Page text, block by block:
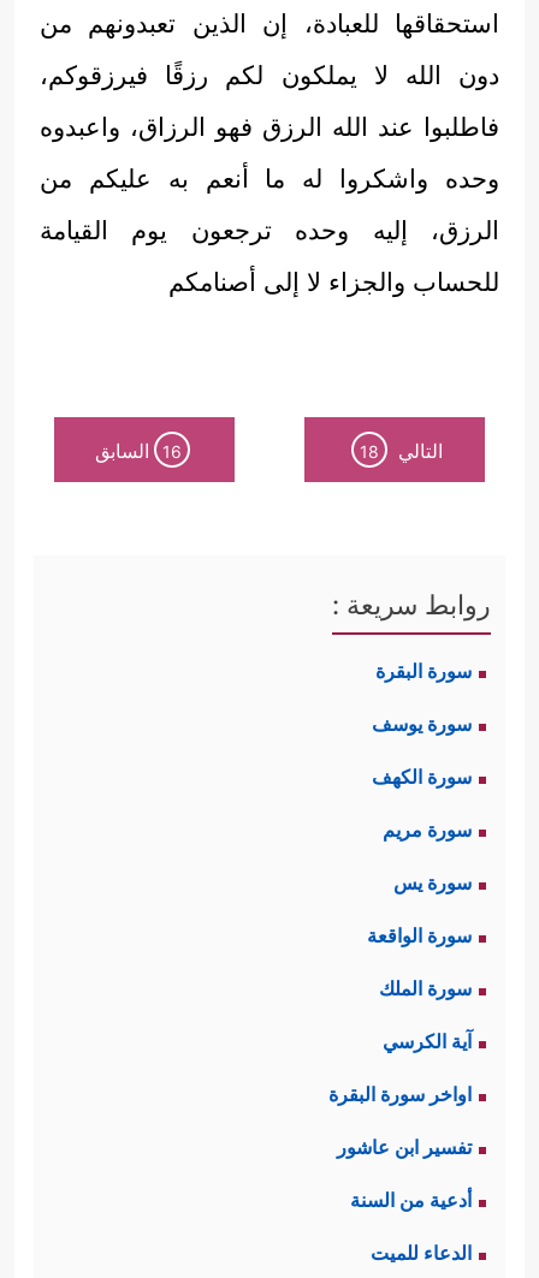
استحقاقها للعبادة، إن الذين تعبدونهم من
دون الله لا يملكون لكم رزقًا فيرزقوكم،
فاطلبوا عند الله الرزق فهو الرزاق، واعبدوه
وحده واشكروا له ما أنعم به عليكم من
الرزق، إليه وحده ترجعون يوم القيامة
للحساب والجزاء لا إلى أصنامكم
التالي 18
16 السابق
روابط سريعة :
سورة البقرة
سورة يوسف
سورة الكهف
سورة مريم
سورة يس
سورة الواقعة
سورة الملك
آية الكرسي
اواخر سورة البقرة
تفسير ابن عاشور
أدعية من السنة
الدعاء للميت